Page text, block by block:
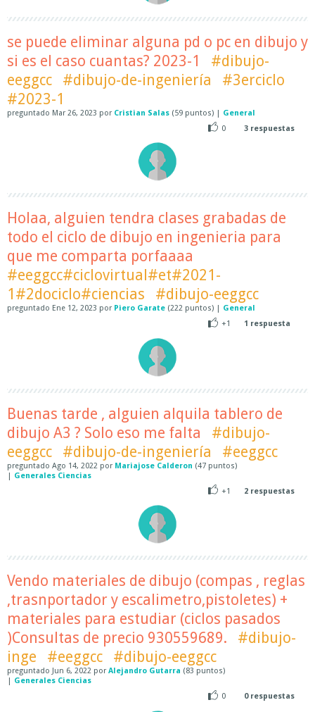
se puede eliminar alguna pd o pc en dibujo y
si es el caso cuantas? 2023-1
#dibujo-
eeggcc
#dibujo-de-ingeniería
#3erciclo
#2023-1
preguntado Mar 26, 2023 por Cristian Salas (59 puntos) | General
0
3 respuestas
Holaa, alguien tendra clases grabadas de
todo el ciclo de dibujo en ingenieria para
que me comparta porfaaaa
#eeggcc#ciclovirtual#et#2021-
1#2dociclo#ciencias
#dibujo-eeggcc
preguntado Ene 12, 2023 por Piero Garate (222 puntos) | General
+1
1 respuesta
Buenas tarde , alguien alquila tablero de
dibujo A3 ? Solo eso me falta
#dibujo-
eeggcc
#dibujo-de-ingeniería #eeggcc
preguntado Ago 14, 2022 por Mariajose Calderon (47 puntos)
| Generales Ciencias
+1
2 respuestas
Vendo materiales de dibujo (compas , reglas
,trasnportador y escalimetro,pistoletes) +
materiales para estudiar (ciclos pasados
)Consultas de precio 930559689.
#dibujo-
inge
#eeggcc #dibujo-eeggcc
preguntado Jun 6, 2022 por Alejandro Gutarra (83 puntos)
| Generales Ciencias
0
0respuestas